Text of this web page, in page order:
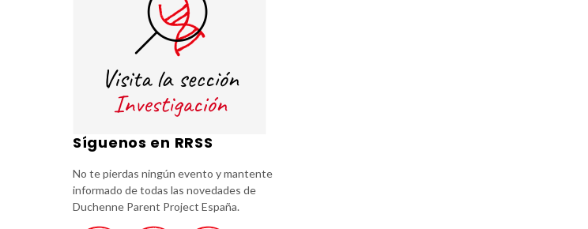
Síguenos en RRSS
No te pierdas ningún evento y mantente
informado de todas las novedades de
Duchenne Parent Project España.